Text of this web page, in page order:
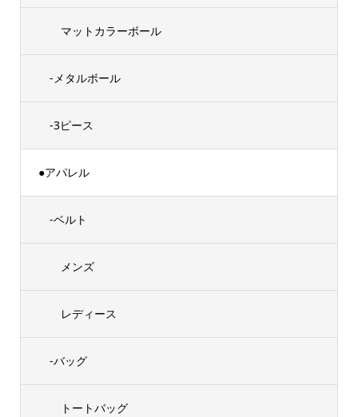
マットカラーボール
-メタルボール
-3ピース
●アパレル
-ベルト
メンズ
レディース
-バッグ
トートバッグ